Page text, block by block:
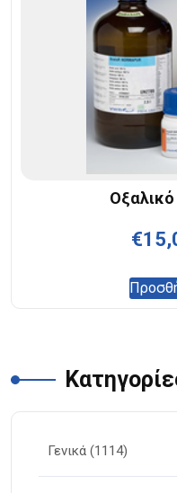
Οξαλικό
€
Γενικά (1114)